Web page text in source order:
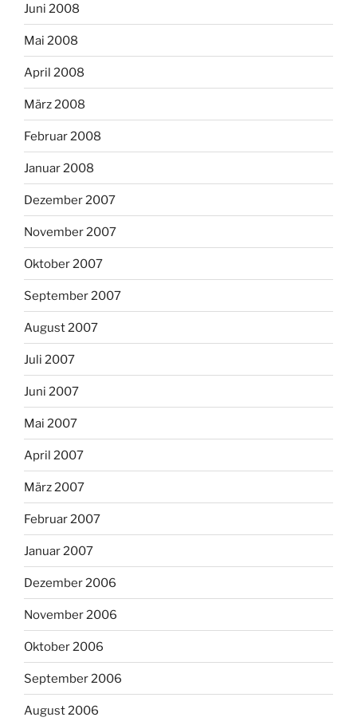
Juni 2008
Mai 2008
April 2008
März 2008
Februar 2008
Januar 2008
Dezember 2007
November 2007
Oktober 2007
September 2007
August 2007
Juli 2007
Juni 2007
Mai 2007
April 2007
März 2007
Februar 2007
Januar 2007
Dezember 2006
November 2006
Oktober 2006
September 2006
August 2006